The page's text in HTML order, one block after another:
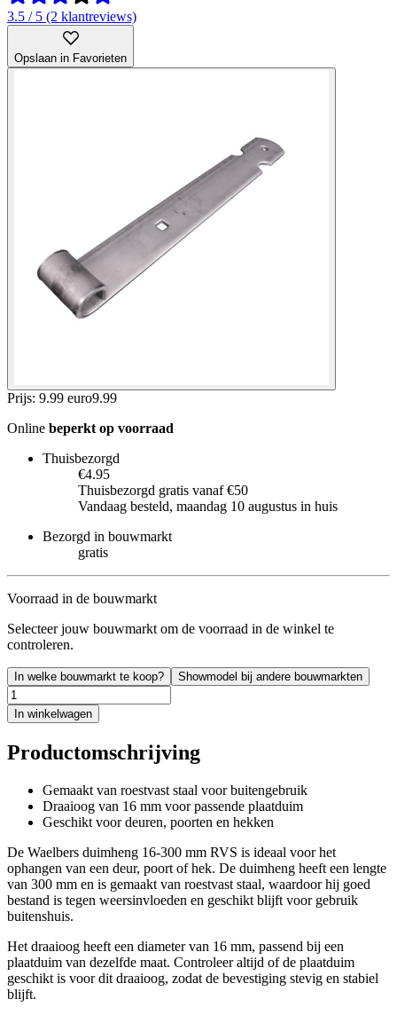
3.5 / 5 (2 klantreviews)
Opslaan in Favorieten
Prijs: 9.99 euro9.99
Online beperkt op voorraad
Thuisbezorgd
€4.95
Thuisbezorgd gratis vanaf €50
Vandaag besteld, maandag 10 augustus in huis
Bezorgd in bouwmarkt
gratis
Voorraad in de bouwmarkt
Selecteer jouw bouwmarkt om de voorraad in de winkel te
controleren.
In welke bouwmarkt te koop? Showmodel bij andere bouwmarkten
In winkelwagen
Productomschrijving
Gemaakt van roestvast staal voor buitengebruik
Draaioog van 16 mm voor passende plaatduim
Geschikt voor deuren, poorten en hekken
De Waelbers duimheng 16-300 mm RVS is ideaal voor het
ophangen van een deur, poort of hek. De duimheng heeft een lengte
van 300 mm en is gemaakt van roestvast staal, waardoor hij goed
bestand is tegen weersinvloeden en geschikt blijft voor gebruik
buitenshuis.
Het draaioog heeft een diameter van 16 mm, passend bij een
plaatduim van dezelfde maat. Controleer altijd of de plaatduim
geschikt is voor dit draaioog, zodat de bevestiging stevig en stabiel
blijft.